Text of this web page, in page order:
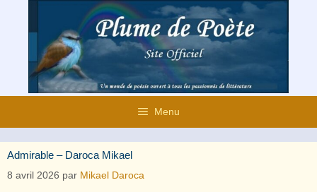
contenu
Menu
Admirable – Daroca Mikael
8 avril 2026 par Mikael Daroca